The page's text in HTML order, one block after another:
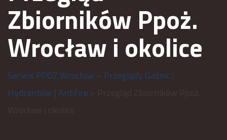
Zbiorników Ppoż.
Wrocław i okolice
Serwis PPOŻ Wrocław – Przeglądy Gaśnic i
Hydrantów | Antifire